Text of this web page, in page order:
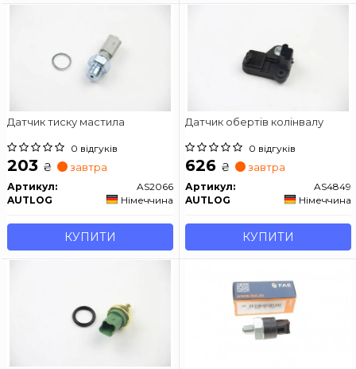
Датчик тиску мастила
0 відгуків
203 ₴ завтра
Артикул:
AS2066
AUTLOG
Німеччина
КУПИТИ
Датчик обертів колінвалу
0 відгуків
626 ₴ завтра
Артикул:
AS4849
AUTLOG
Німеччина
КУПИТИ